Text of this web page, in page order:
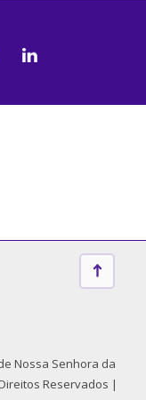
Nossa Senhora da
Reservados |